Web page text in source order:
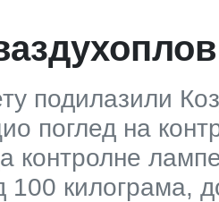
подилазили
поглед на
контролне лампе
килограма,